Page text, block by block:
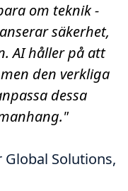
om teknik -
säkerhet,
AI håller på att
den verkliga
dessa
Global Solutions,